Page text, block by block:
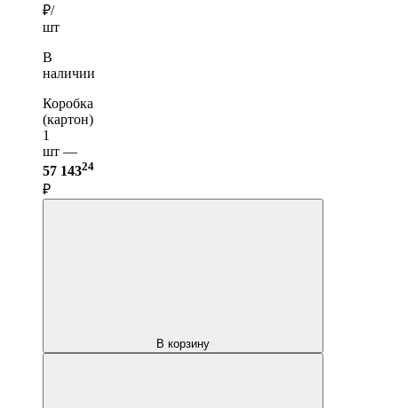
₽/
шт
В
наличии
Коробка
(картон)
1
шт —
57 14324
₽
В корзину